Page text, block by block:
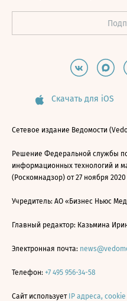
Скачать для iOS
Сетевое издание Ведомости
Решение Федеральной службы
информационных технологий и
(Роскомнадзор) от 27 ноября
Учредитель: АО «Бизнес Ньюс
Главный редактор: Казьмина
Электронная почта:
Телефон: +7 495 956-34-58
Сайт использует IP адреса,